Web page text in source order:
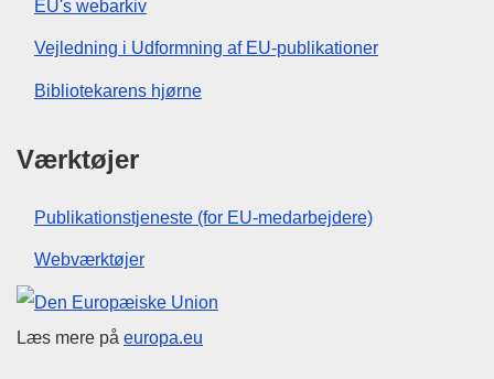
EU's webarkiv
Vejledning i Udformning af EU-publikationer
Bibliotekarens hjørne
Værktøjer
Publikationstjeneste (for EU-medarbejdere)
Webværktøjer
Den Europæiske Union
Læs mere på europa.eu